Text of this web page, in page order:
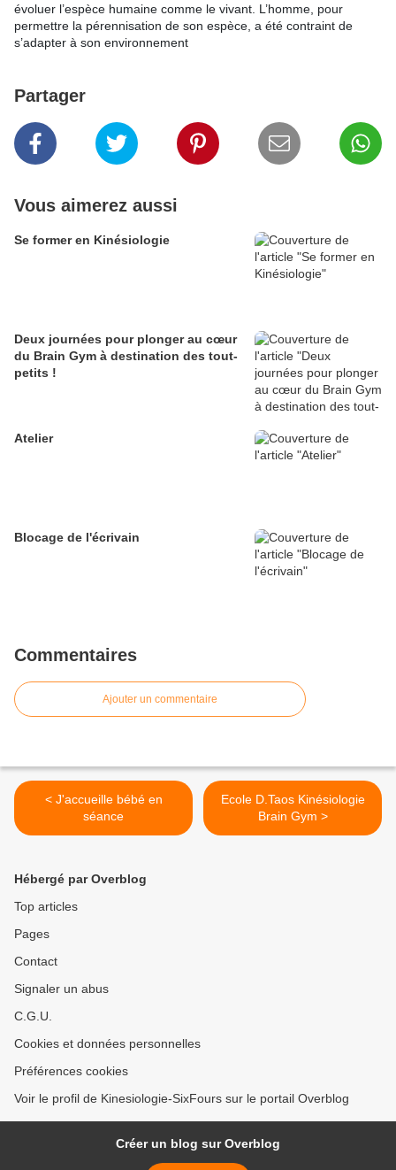
évoluer l’espèce humaine comme le vivant. L’homme, pour
permettre la pérennisation de son espèce, a été contraint de
s’adapter à son environnement
Partager
Vous aimerez aussi
Se former en Kinésiologie
Deux journées pour plonger au cœur
du Brain Gym à destination des tout-
petits !
Atelier
Blocage de l'écrivain
Commentaires
Ajouter un commentaire
< J'accueille bébé en
séance
Ecole D.Taos Kinésiologie
Brain Gym >
Hébergé par Overblog
Top articles
Pages
Contact
Signaler un abus
C.G.U.
Cookies et données personnelles
Préférences cookies
Voir le profil de Kinesiologie-SixFours sur le portail Overblog
Créer un blog sur Overblog